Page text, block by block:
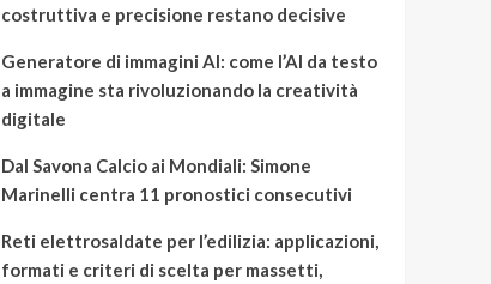
costruttiva e precisione restano decisive
Generatore di immagini AI: come l’AI da testo
a immagine sta rivoluzionando la creatività
digitale
Dal Savona Calcio ai Mondiali: Simone
Marinelli centra 11 pronostici consecutivi
Reti elettrosaldate per l’edilizia: applicazioni,
formati e criteri di scelta per massetti,